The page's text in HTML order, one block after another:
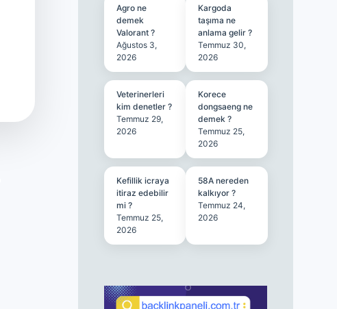
Agro ne
demek
Valorant ?
Ağustos 3,
2026
Kargoda
taşıma ne
anlama gelir ?
Temmuz 30,
2026
Veterinerleri
kim denetler ?
Temmuz 29,
2026
Korece
dongsaeng ne
demek ?
Temmuz 25,
2026
Kefillik icraya
itiraz edebilir
mi ?
Temmuz 25,
2026
58A nereden
kalkıyor ?
Temmuz 24,
2026